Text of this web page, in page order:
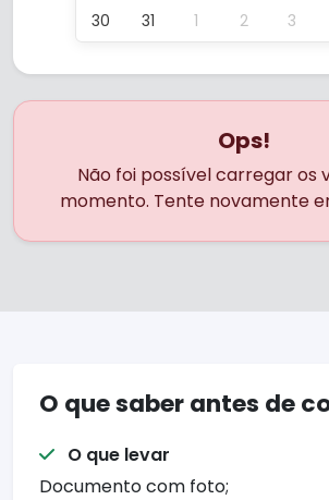
30
31 1 2 3
Ops!
Não foi possível carregar os
momento. Tente novamente
O que saber antes de
O que levar
Documento com foto;